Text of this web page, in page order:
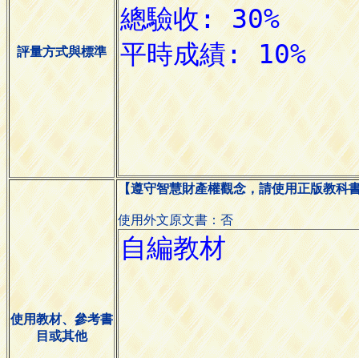
評量方式與標準
使用教材、參考書
目或其他
【遵守智慧財產權觀念，請使用正版教科
使用外文原文書：否